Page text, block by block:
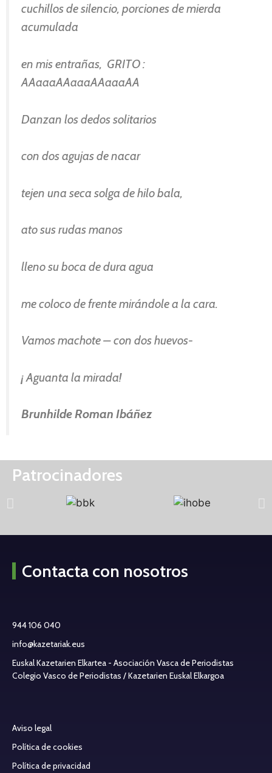
cuchillos de silencio, porciones de mierda
acumulada
en mis entrañas, GRITO :
AAaaaAAaaaAAaaaAA
Danzan los dedos solitarios
con dos agujas de nacar
tejen una seca solga de hilo bala,
ato sus rudas manos
lleno su boca de dura agua
me coloco de frente mirándole a la cara.
Vamos machote – con dos huevos-
¡ Aguanta la mirada!
Brunhilde Roman Ibáñez
Patrocinadores
Contacta con nosotros
944 106 040
info@kazetariak.eus
Euskal Kazetarien Elkartea - Asociación Vasca de Periodistas
Colegio Vasco de Periodistas / Kazetarien Euskal Elkargoa
Aviso legal
Política de cookies
Política de privacidad